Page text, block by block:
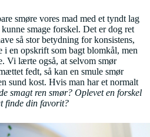
smøre vores mad med et tyndt lag
smage forskel. Det er dog ret
så stor betydning for konsistens,
i en opskrift som bagt blomkål, men
Vi lærte også, at selvom smør
fedt, så kan en smule smør
sund kost. Hvis man har et normalt
smagt ren smør? Oplevet en forskel
finde din favorit?